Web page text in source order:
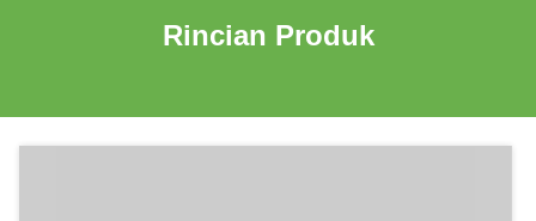
Rincian Produk